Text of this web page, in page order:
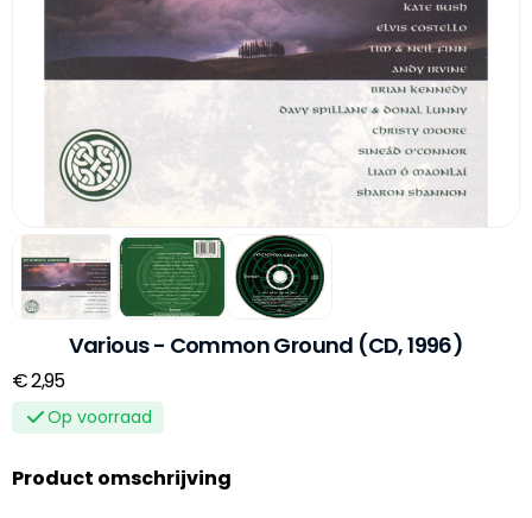
Various - Common Ground (CD, 1996)
€ 2,95
Op voorraad
Product omschrijving